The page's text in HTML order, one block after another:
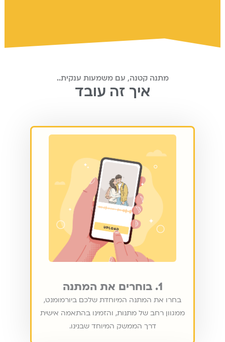
מתנה קטנה, עם משמעות ענקית..
איך זה עובד
1. בוחרים את המתנה
בחרו את המתנה המיוחדת שלכם ביורמומנט,
ממגוון רחב של מתנות, והזמינו בהתאמה אישית
דרך הממשק המיוחד שבנינו.